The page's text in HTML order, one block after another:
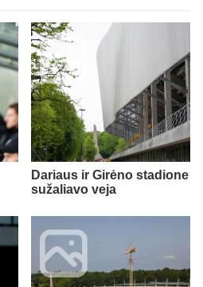
Dariaus ir Girėno stadione
sužaliavo veja